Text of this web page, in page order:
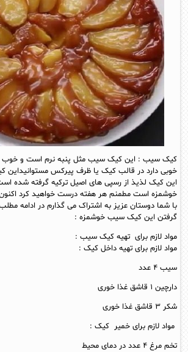
کیک سیب : این کیک سیب مثل پنبه نرم است و
خوبی دارد در قالب کیک یا ظرف پیرکس مستوانیداین
این کیک لذیذ از رسپی های اصیل ترکیه گرفته شده
خوشمزه است مطمنم هر هفته درست خواهید کرد
با شما دوستان عزیز به اشتراک می گذارم در ادامه مطلب
گرفتن این کیک سیب خوشمزه :
مواد لازم برای تهیه کیک سیب :
مواد لازم برای تهیه داخل کیک :
سیب ۴ عدد
دارچین ۱ قاشق غذا خوری
شکر ۳ قاشق غذا خوری
مواد لازم برای خمیر کیک :
تخم مرغ ۴ عدد در دمای محیط